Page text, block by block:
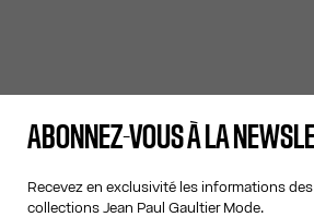
ABONNEZ-VOUS À LA
Recevez en exclusivité les informations
collections Jean Paul Gaultier Mode.